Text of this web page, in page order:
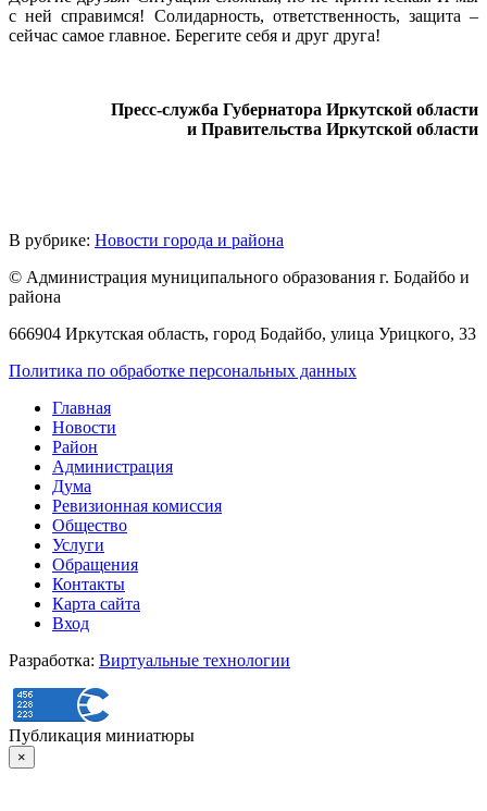
с ней справимся! Солидарность, ответственность, защита –
сейчас самое главное. Берегите себя и друг друга!
Пресс-служба Губернатора Иркутской области
и Правительства Иркутской области
В рубрике: Новости города и района
© Администрация муниципального образования г. Бодайбо и
района
666904 Иркутская область, город Бодайбо, улица Урицкого, 33
Политика по обработке персональных данных
Главная
Новости
Район
Администрация
Дума
Ревизионная комиссия
Общество
Услуги
Обращения
Контакты
Карта сайта
Вход
Разработка: Виртуальные технологии
Публикация миниатюры
×